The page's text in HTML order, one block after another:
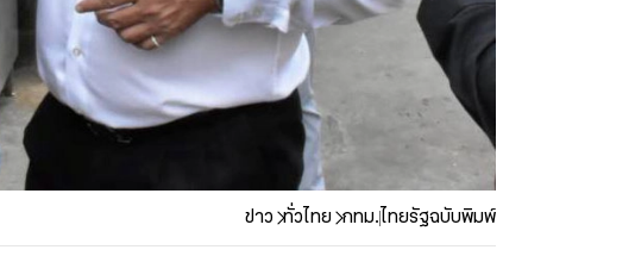
ข่าว ทั่วไทย กทม.ไทยรัฐฉบับพิมพ์